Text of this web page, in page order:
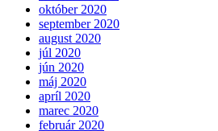
október 2020
september 2020
august 2020
júl 2020
jún 2020
máj 2020
apríl 2020
marec 2020
február 2020